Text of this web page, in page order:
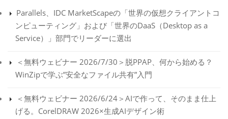
Parallels、IDC MarketScapeの「世界の仮想クライアントコ
ンピューティング」および「世界のDaaS（Desktop as a
Service）」部門でリーダーに選出
＜無料ウェビナー 2026/7/30＞脱PPAP、何から始める？
WinZipで学ぶ”安全なファイル共有”入門
＜無料ウェビナー 2026/6/24＞AIで作って、そのまま仕上
げる。CorelDRAW 2026×生成AIデザイン術